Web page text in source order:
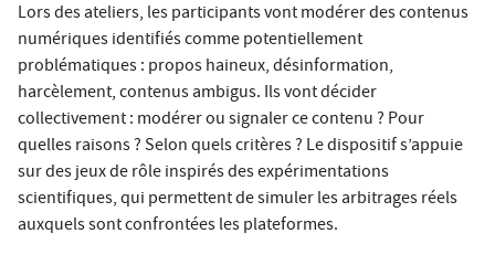
Lors des ateliers, les participants vont modérer des contenus
numériques identifiés comme potentiellement
problématiques : propos haineux, désinformation,
harcèlement, contenus ambigus. Ils vont décider
collectivement : modérer ou signaler ce contenu ? Pour
quelles raisons ? Selon quels critères ? Le dispositif s’appuie
sur des jeux de rôle inspirés des expérimentations
scientifiques, qui permettent de simuler les arbitrages réels
auxquels sont confrontées les plateformes.